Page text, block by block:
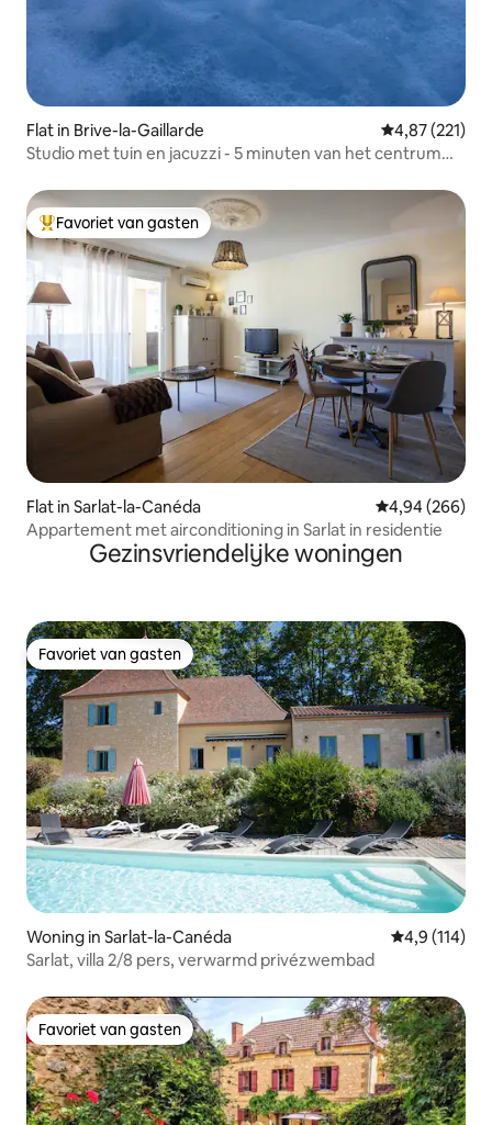
Flat in Brive-la-Gaillarde Gemiddelde
4,87 (221)
Studio met tuin en jacuzzi - 5 minuten van het centrum
Topfavoriet van gasten
Favoriet van gasten
Flat in Sarlat-la-Canéda Gemiddelde
4,94 (266)
Appartement met airconditioning in Sarlat in residentie
Gezinsvriendelijke woningen
Favoriet van gasten
Favoriet van gasten
Woning in Sarlat-la-Canéda Gemiddelde
4,9 (114)
Sarlat, villa 2/8 pers, verwarmd privézwembad
Favoriet van gasten
Favoriet van gasten